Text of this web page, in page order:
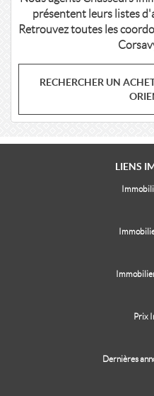
présentent leurs listes
Retrouvez toutes les
RECHERCHER UN
LIENS
Prix
Dernières